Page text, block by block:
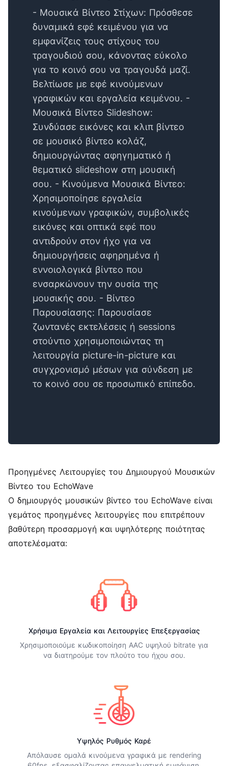
- Μουσικά Βίντεο Στίχων: Πρόσθεσε
δυναμικά εφέ κειμένου για να
εμφανίζεις τους στίχους του
τραγουδιού σου, κάνοντας εύκολο
για το κοινό σου να τραγουδά μαζί.
Βελτίωσε με εφέ κινούμενων
γραφικών και εργαλεία κειμένου. -
Μουσικά Βίντεο Slideshow:
Συνδύασε εικόνες και κλιπ βίντεο
σε μουσικό βίντεο κολάζ,
δημιουργώντας αφηγηματικό ή
θεματικό slideshow στη μουσική
σου. - Κινούμενα Μουσικά Βίντεο:
Χρησιμοποίησε εργαλεία
κινούμενων γραφικών, συμβολικές
εικόνες και οπτικά εφέ που
αντιδρούν στον ήχο για να
δημιουργήσεις αφηρημένα ή
εννοιολογικά βίντεο που
ενσαρκώνουν την ουσία της
μουσικής σου. - Βίντεο
Παρουσίασης: Παρουσίασε
ζωντανές εκτελέσεις ή sessions
στούντιο χρησιμοποιώντας τη
λειτουργία picture-in-picture και
συγχρονισμό μέσων για σύνδεση με
το κοινό σου σε προσωπικό επίπεδο.
Προηγμένες Λειτουργίες του Δημιουργού Μουσικών
Βίντεο του EchoWave
Ο δημιουργός μουσικών βίντεο του EchoWave είναι
γεμάτος προηγμένες λειτουργίες που επιτρέπουν
βαθύτερη προσαρμογή και υψηλότερης ποιότητας
αποτελέσματα:
Χρήσιμα Εργαλεία και Λειτουργίες Επεξεργασίας
Χρησιμοποιούμε κωδικοποίηση AAC υψηλού bitrate για
να διατηρούμε τον πλούτο του ήχου σου.
Υψηλός Ρυθμός Καρέ
Απόλαυσε ομαλά κινούμενα γραφικά με rendering